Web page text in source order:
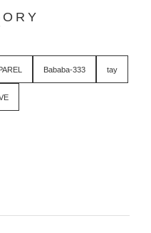
Bababa-333 tay